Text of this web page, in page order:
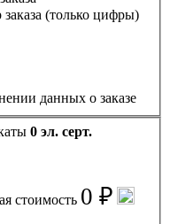
(только цифры)
данных о заказе
0 эл. серт.
стоимость 0 ₽